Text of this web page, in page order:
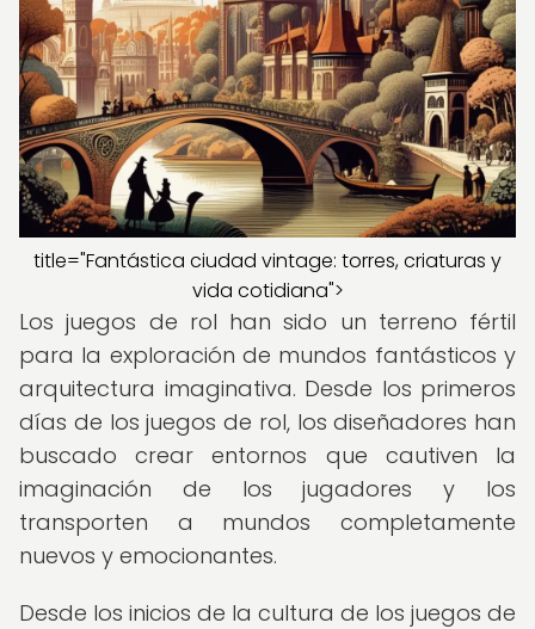
title="Fantástica ciudad vintage: torres, criaturas y
vida cotidiana">
Los juegos de rol han sido un terreno fértil
para la exploración de mundos fantásticos y
arquitectura imaginativa. Desde los primeros
días de los juegos de rol, los diseñadores han
buscado crear entornos que cautiven la
imaginación de los jugadores y los
transporten a mundos completamente
nuevos y emocionantes.
Desde los inicios de la cultura de los juegos de